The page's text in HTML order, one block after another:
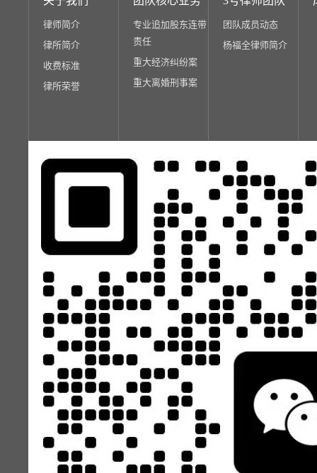
律师简介
律所简介
收费标准
律所荣誉
专业追加股东连带
责任
重大经济纠纷案
重大离婚刑事案
团队成员动态
杨福全律师简介